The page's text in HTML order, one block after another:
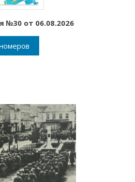
№30 от 06.08.2026